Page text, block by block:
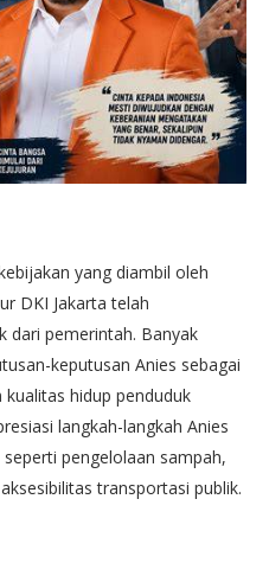
yang diambil oleh
DKI Jakarta telah
dari pemerintah. Banyak
keputusan Anies sebagai
hidup penduduk
langkah-langkah Anies
pengelolaan sampah,
transportasi publik.